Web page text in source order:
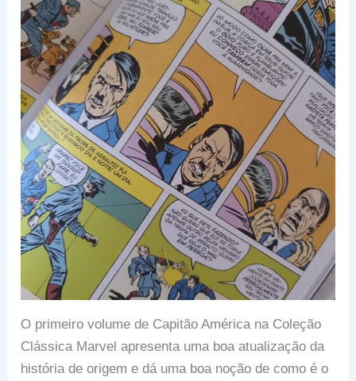
O primeiro volume de Capitão América na Coleção
Clássica Marvel apresenta uma boa atualização da
história de origem e dá uma boa noção de como é o